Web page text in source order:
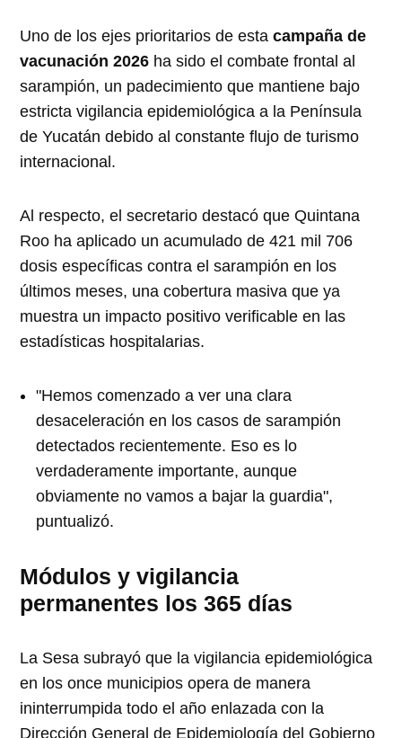
Uno de los ejes prioritarios de estacampaña de
vacunación 2026 ha sido el combate frontal al
sarampión, un padecimiento que mantiene bajo
estricta vigilancia epidemiológica a la Península
de Yucatán debido al constante flujo de turismo
internacional.
Al respecto, el secretario destacó que Quintana
Roo ha aplicado un acumulado de 421 mil 706
dosis específicas contra el sarampión en los
últimos meses, una cobertura masiva que ya
muestra un impacto positivo verificable en las
estadísticas hospitalarias.
"Hemos comenzado a ver una clara
desaceleración en los casos de sarampión
detectados recientemente. Eso es lo
verdaderamente importante, aunque
obviamente no vamos a bajar la guardia",
puntualizó.
Módulos y vigilancia
permanentes los 365 días
La Sesa subrayó que la vigilancia epidemiológica
en los once municipios opera de manera
ininterrumpida todo el año enlazada con la
Dirección General de Epidemiología del Gobierno